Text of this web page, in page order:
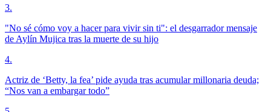
3.
"No sé cómo voy a hacer para vivir sin ti": el desgarrador mensaje
de Aylín Mujica tras la muerte de su hijo
4.
Actriz de ‘Betty, la fea’ pide ayuda tras acumular millonaria deuda;
“Nos van a embargar todo”